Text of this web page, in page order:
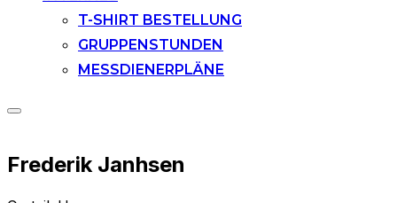
T-SHIRT BESTELLUNG
GRUPPENSTUNDEN
MESSDIENERPLÄNE
Seitenleiste
umschalten
Frederik Janhsen